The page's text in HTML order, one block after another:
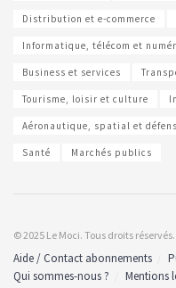
Distribution et e-commerce
Informatique, télécom et
Business et services
Tourisme, loisir et culture
Aéronautique, spatial et
Santé Marchés publics
© 2025 Le Moci. Tous droits réservés.
Aide / Contact abonnements
Qui sommes-nous ?
Mentions